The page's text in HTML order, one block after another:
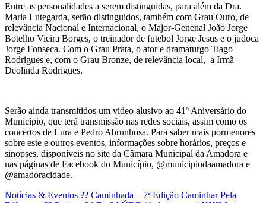
Entre as personalidades a serem distinguidas, para além da Dra.
Maria Lutegarda, serão distinguidos, também com Grau Ouro, de
relevância Nacional e Internacional, o Major-Genenal João Jorge
Botelho Vieira Borges, o treinador de futebol Jorge Jesus e o judoca
Jorge Fonseca. Com o Grau Prata, o ator e dramaturgo Tiago
Rodrigues e, com o Grau Bronze, de relevância local, a Irmã
Deolinda Rodrigues.
Serão ainda transmitidos um vídeo alusivo ao 41º Aniversário do
Município, que terá transmissão nas redes sociais, assim como os
concertos de Lura e Pedro Abrunhosa. Para saber mais pormenores
sobre este e outros eventos, informações sobre horários, preços e
sinopses, disponíveis no site da Câmara Municipal da Amadora e
nas páginas de Facebook do Município, @municipiodaamadora e
@amadoracidade.
Notícias & Eventos ?? Caminhada – 7ª Edição Caminhar Pela